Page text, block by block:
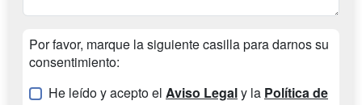
Por favor, marque la siguiente casilla para darnos su
consentimiento:
He leído y acepto el Aviso Legaly la Política de